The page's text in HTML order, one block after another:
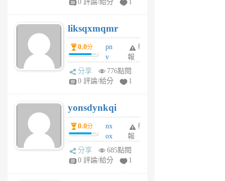
6
個
月
前
0 評論/給分
1
liksqxmqmr
0.0分
pn
v
wt
sv
6
個
月
前
舉
報
分享
776點閱
0 評論/給分
1
yonsdynkqi
0.0分
nx
ox
rh
pe
舉
報
分享
685點閱
0 評論/給分
1